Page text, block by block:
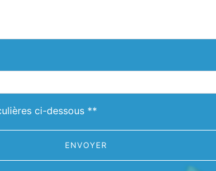
ci-dessous **
ENVOYER